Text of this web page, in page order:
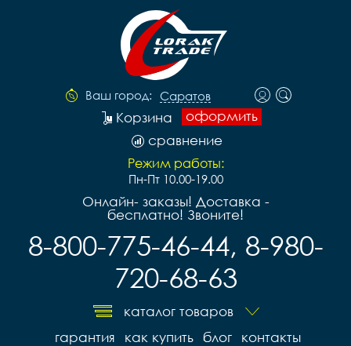
Ваш город: Саратов
оформить
Корзина
сравнение
Режим работы:
Пн-Пт 10.00-19.00
Онлайн- заказы! Доставка -
бесплатно! Звоните!
8-800-775-46-44, 8-980-
720-68-63
каталог товаров
контакты
блог
как купить
гарантия